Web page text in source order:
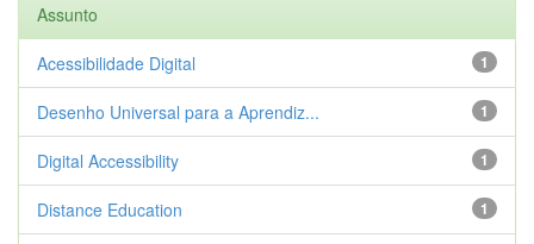
Assunto
1
Acessibilidade Digital
1
Desenho Universal para a Aprendiz...
1
Digital Accessibility
1
Distance Education